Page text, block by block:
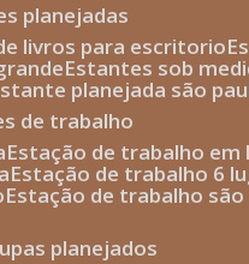
planejadas
livros para escritorio
estantes sob
estante planejada são
de trabalho
estação de trabalho em l
estação de trabalho 6
estação de trabalho
planejados